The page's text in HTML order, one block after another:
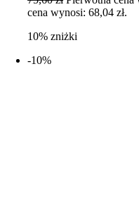
cena wynosi: 68,04 zł.
10% zniżki
-10%